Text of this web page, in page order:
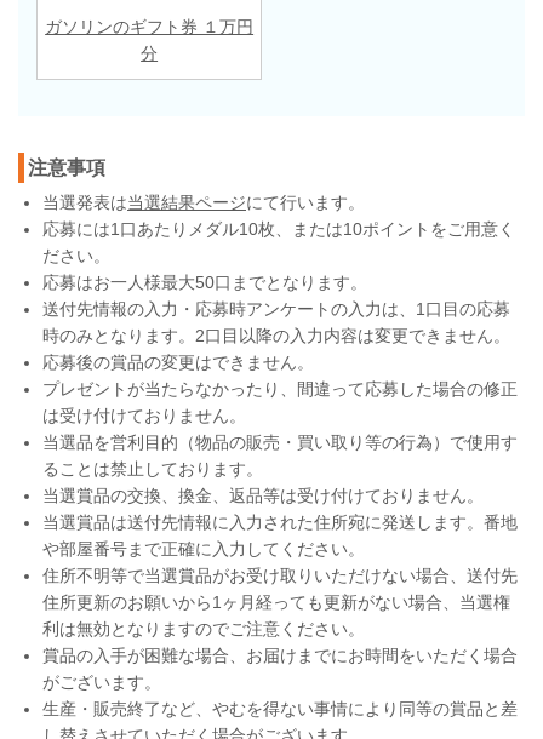
ガソリンのギフト券 １万円
分
注意事項
当選発表は当選結果ページにて行います。
応募には1口あたりメダル10枚、または10ポイントをご用意く
ださい。
応募はお一人様最大50口までとなります。
送付先情報の入力・応募時アンケートの入力は、1口目の応募
時のみとなります。2口目以降の入力内容は変更できません。
応募後の賞品の変更はできません。
プレゼントが当たらなかったり、間違って応募した場合の修正
は受け付けておりません。
当選品を営利目的（物品の販売・買い取り等の行為）で使用す
ることは禁止しております。
当選賞品の交換、換金、返品等は受け付けておりません。
当選賞品は送付先情報に入力された住所宛に発送します。番地
や部屋番号まで正確に入力してください。
住所不明等で当選賞品がお受け取りいただけない場合、送付先
住所更新のお願いから1ヶ月経っても更新がない場合、当選権
利は無効となりますのでご注意ください。
賞品の入手が困難な場合、お届けまでにお時間をいただく場合
がございます。
生産・販売終了など、やむを得ない事情により同等の賞品と差